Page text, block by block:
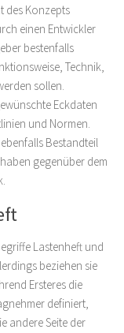
des Konzepts
einen Entwickler
bestenfalls
Technik,
sollen.
Eckdaten
und Normen.
Bestandteil
gegenüber dem
Lastenheft und
beziehen sie
Ersteres die
definiert,
andere Seite der